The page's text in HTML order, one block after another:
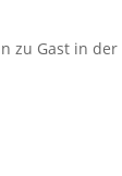
zu Gast in der